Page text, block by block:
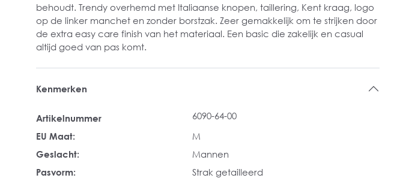
behoudt. Trendy overhemd met Italiaanse knopen, taillering, Kent kraag, logo
op de linker manchet en zonder borstzak. Zeer gemakkelijk om te strijken door
de extra easy care finish van het materiaal. Een basic die zakelijk en casual
altijd goed van pas komt.
Kenmerken
Artikelnummer
6090-64-00
EU Maat:
M
Geslacht:
Mannen
Pasvorm:
Strak getailleerd